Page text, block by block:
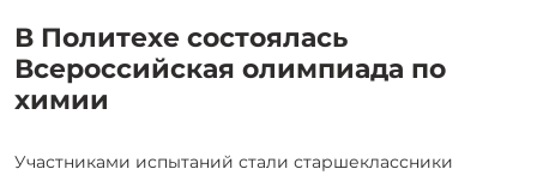
В Политехе состоялась
Всероссийская олимпиада по
химии
Участниками испытаний стали старшеклассники